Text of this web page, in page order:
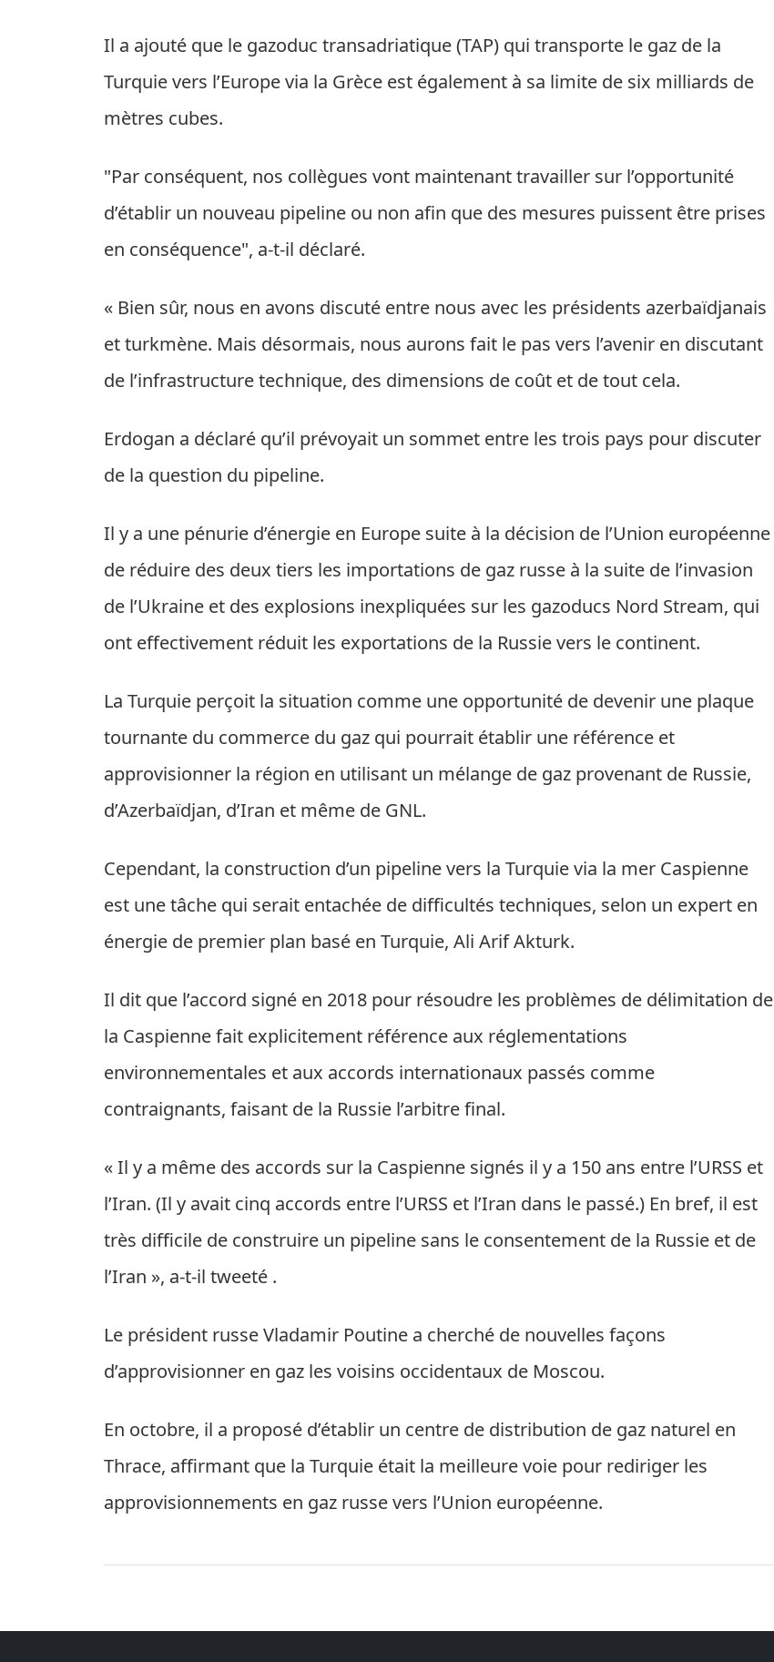
Il a ajouté que le gazoduc transadriatique (TAP) qui transporte le gaz de la
Turquie vers l’Europe via la Grèce est également à sa limite de six milliards de
mètres cubes.
"Par conséquent, nos collègues vont maintenant travailler sur l’opportunité
d’établir un nouveau pipeline ou non afin que des mesures puissent être prises
en conséquence", a-t-il déclaré.
« Bien sûr, nous en avons discuté entre nous avec les présidents azerbaïdjanais
et turkmène. Mais désormais, nous aurons fait le pas vers l’avenir en discutant
de l’infrastructure technique, des dimensions de coût et de tout cela.
Erdogan a déclaré qu’il prévoyait un sommet entre les trois pays pour discuter
de la question du pipeline.
Il y a une pénurie d’énergie en Europe suite à la décision de l’Union européenne
de réduire des deux tiers les importations de gaz russe à la suite de l’invasion
de l’Ukraine et des explosions inexpliquées sur les gazoducs Nord Stream, qui
ont effectivement réduit les exportations de la Russie vers le continent.
La Turquie perçoit la situation comme une opportunité de devenir une plaque
tournante du commerce du gaz qui pourrait établir une référence et
approvisionner la région en utilisant un mélange de gaz provenant de Russie,
d’Azerbaïdjan, d’Iran et même de GNL.
Cependant, la construction d’un pipeline vers la Turquie via la mer Caspienne
est une tâche qui serait entachée de difficultés techniques, selon un expert en
énergie de premier plan basé en Turquie, Ali Arif Akturk.
Il dit que l’accord signé en 2018 pour résoudre les problèmes de délimitation de
la Caspienne fait explicitement référence aux réglementations
environnementales et aux accords internationaux passés comme
contraignants, faisant de la Russie l’arbitre final.
« Il y a même des accords sur la Caspienne signés il y a 150 ans entre l’URSS et
l’Iran. (Il y avait cinq accords entre l’URSS et l’Iran dans le passé.) En bref, il est
très difficile de construire un pipeline sans le consentement de la Russie et de
l’Iran », a-t-il tweeté .
Le président russe Vladamir Poutine a cherché de nouvelles façons
d’approvisionner en gaz les voisins occidentaux de Moscou.
En octobre, il a proposé d’établir un centre de distribution de gaz naturel en
Thrace, affirmant que la Turquie était la meilleure voie pour rediriger les
approvisionnements en gaz russe vers l’Union européenne.